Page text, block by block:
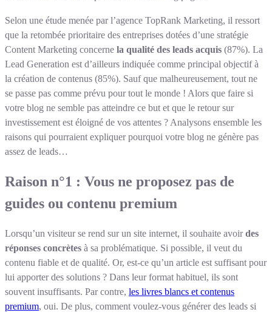
Selon une étude menée par l’agence TopRank Marketing, il ressort
que la retombée prioritaire des entreprises dotées d’une stratégie
Content Marketing concerne la qualité des leads acquis (87%). La
Lead Generation est d’ailleurs indiquée comme principal objectif à
la création de contenus (85%). Sauf que malheureusement, tout ne
se passe pas comme prévu pour tout le monde ! Alors que faire si
votre blog ne semble pas atteindre ce but et que le retour sur
investissement est éloigné de vos attentes ? Analysons ensemble les
raisons qui pourraient expliquer pourquoi votre blog ne génère pas
assez de leads…
Raison n°1 : Vous ne proposez pas de
guides ou contenu premium
Lorsqu’un visiteur se rend sur un site internet, il souhaite avoirdes
réponses concrètes à sa problématique. Si possible, il veut du
contenu fiable et de qualité. Or, est-ce qu’un article est suffisant pour
lui apporter des solutions ? Dans leur format habituel, ils sont
souvent insuffisants. Par contre, les livres blancs et contenus
premium, oui. De plus, comment voulez-vous générer des leads si